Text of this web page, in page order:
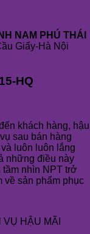
NAM PHÚ THÁI
Giấy-Hà Nội
HQ
khách hàng, hậu
sau bán hàng
luôn luôn lắng
những điều này
nhìn NPT trở
về sản phẩm phục
HẬU MÃI